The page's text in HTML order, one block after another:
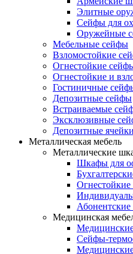
Элитные
Сейфы для
Оружейные
Мебельные сейфы
Взломостойкие
Огнестойкие
Огнестойкие и
Гостиничные
Депозитные сейфы
Встраиваемые
Эксклюзивные
Депозитные ячейки
Металлическая мебель
Металлические
Шкафы для
Медицинская
Сейфы-